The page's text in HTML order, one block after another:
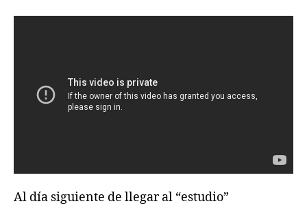
Al día siguiente de llegar al “estudio”